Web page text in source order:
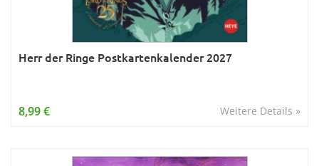
Herr der Ringe Postkartenkalender 2027
Weitere Details »
8,99 €